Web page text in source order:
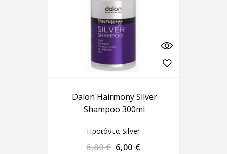
Dalon Hairmony Silver
Shampoo 300ml
Προϊόντα Silver
6,80€ 6,00 €